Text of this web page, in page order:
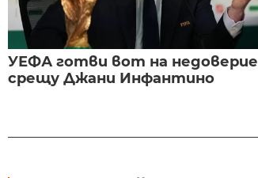
УЕФА готви вот на недоверие
срещу Джани Инфантино